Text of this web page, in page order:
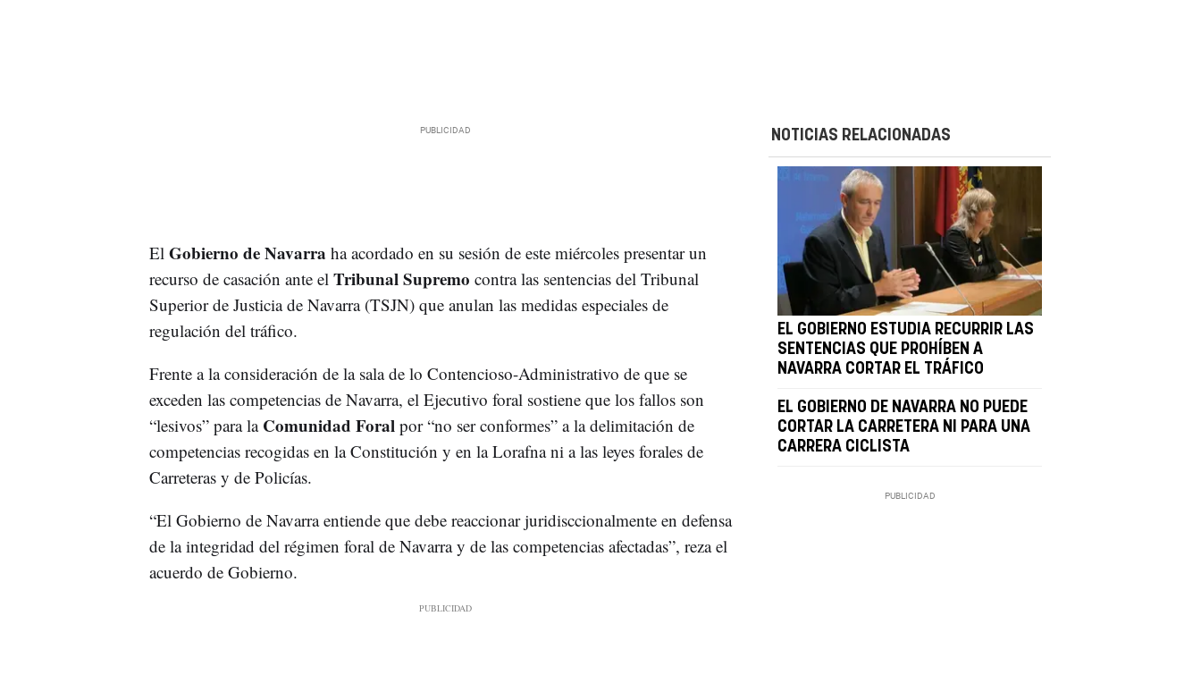
El Gobierno de Navarra ha acordado en su sesión de este miércoles presentar un
recurso de casación ante el Tribunal Supremo contra las sentencias del Tribunal
Superior de Justicia de Navarra (TSJN) que anulan las medidas especiales de
regulación del tráfico.
Frente a la consideración de la sala de lo Contencioso-Administrativo de que se
exceden las competencias de Navarra, el Ejecutivo foral sostiene que los fallos son
“lesivos” para la Comunidad Foral por “no ser conformes” a la delimitación de
competencias recogidas en la Constitución y en la Lorafna ni a las leyes forales de
Carreteras y de Policías.
“El Gobierno de Navarra entiende que debe reaccionar juridisccionalmente en defensa
de la integridad del régimen foral de Navarra y de las competencias afectadas”, reza el
acuerdo de Gobierno.
NOTICIAS RELACIONADAS
EL GOBIERNO ESTUDIA RECURRIR LAS
SENTENCIAS QUE PROHÍBEN A
NAVARRA CORTAR EL TRÁFICO
EL GOBIERNO DE NAVARRA NO PUEDE
CORTAR LA CARRETERA NI PARA UNA
CARRERA CICLISTA